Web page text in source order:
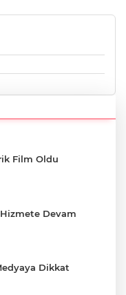
Film Oldu
Devam
Dikkat